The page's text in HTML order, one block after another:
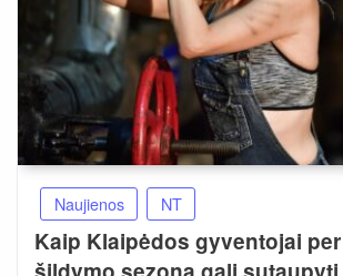
Naujienos NT
Kaip Klaipėdos gyventojai